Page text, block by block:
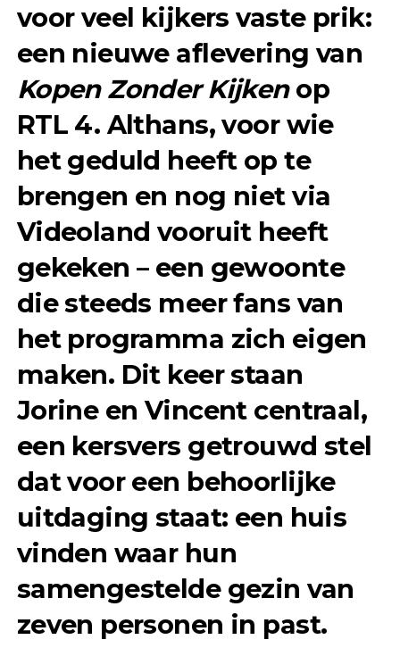
voor veel kijkers vaste prik:
een nieuwe aflevering van
Kopen Zonder Kijkenop
RTL 4. Althans, voor wie
het geduld heeft op te
brengen en nog niet via
Videoland vooruit heeft
gekeken – een gewoonte
die steeds meer fans van
het programma zich eigen
maken. Dit keer staan
Jorine en Vincent centraal,
een kersvers getrouwd stel
dat voor een behoorlijke
uitdaging staat: een huis
vinden waar hun
samengestelde gezin van
zeven personen in past.